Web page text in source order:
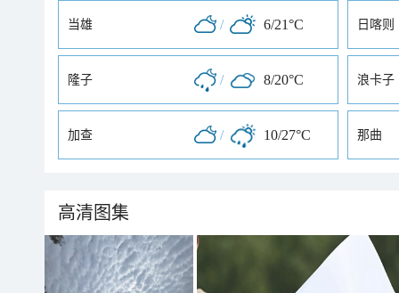
当雄 / 6/21°C 日喀则
隆子 / 8/20°C 浪卡子
加查 / 10/27°C 那曲
高清图集